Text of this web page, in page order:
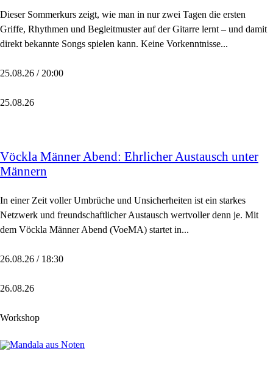
Dieser Sommerkurs zeigt, wie man in nur zwei Tagen die ersten
Griffe, Rhythmen und Begleitmuster auf der Gitarre lernt – und damit
direkt bekannte Songs spielen kann. Keine Vorkenntnisse...
25.08.26 / 20:00
25.08.26
Vöckla Männer Abend: Ehrlicher Austausch unter
Männern
In einer Zeit voller Umbrüche und Unsicherheiten ist ein starkes
Netzwerk und freundschaftlicher Austausch wertvoller denn je. Mit
dem Vöckla Männer Abend (VoeMA) startet in...
26.08.26 / 18:30
26.08.26
Workshop